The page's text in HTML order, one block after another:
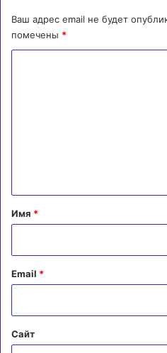
Ваш адрес email не будет
помечены *
а
й
Имя *
Email *
Сайт